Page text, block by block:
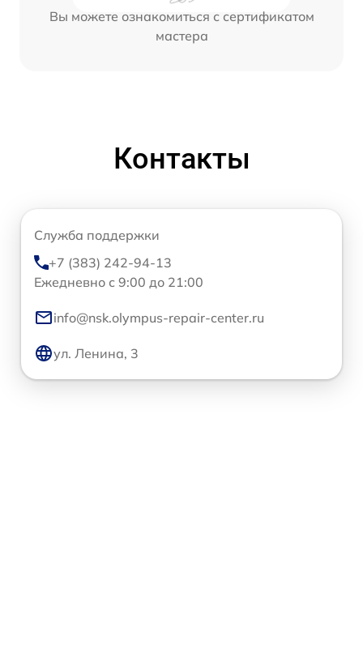
Вы можете ознакомиться с сертификатом
мастера
Контакты
Служба поддержки
+7 (383) 242-94-13
Ежедневно с 9:00 до 21:00
info@nsk.olympus-repair-center.ru
ул. Ленина, 3